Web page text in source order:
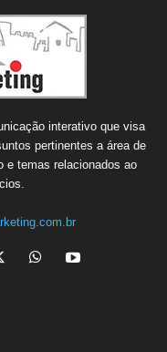
interativo que visa
pertinentes a área de
e temas relacionados ao